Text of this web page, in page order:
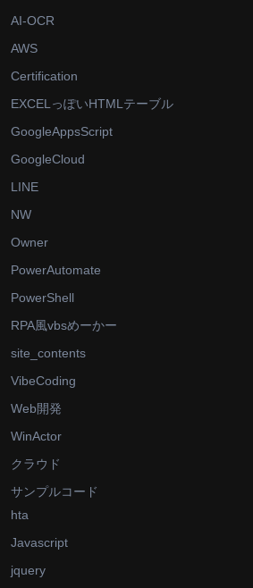
AI-OCR
AWS
Certification
EXCELっぽいHTMLテーブル
GoogleAppsScript
GoogleCloud
LINE
NW
Owner
PowerAutomate
PowerShell
RPA風vbsめーかー
site_contents
VibeCoding
Web開発
WinActor
クラウド
サンプルコード
hta
Javascript
jquery